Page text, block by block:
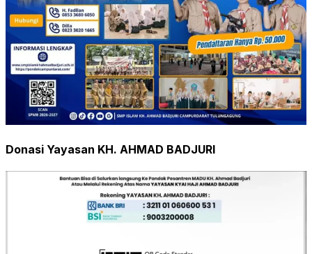
Donasi Yayasan KH. AHMAD BADJURI